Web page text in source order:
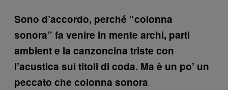
Sono d’accordo, perché “colonna
sonora” fa venire in mente archi, parti
ambient e la canzoncina triste con
l’acustica sui titoli di coda. Ma è un po’ un
peccato che colonna sonora